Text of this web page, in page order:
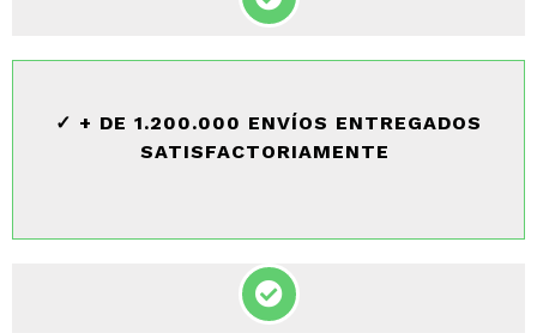
✓ + DE 1.200.000 ENVÍOS ENTREGADOS
SATISFACTORIAMENTE